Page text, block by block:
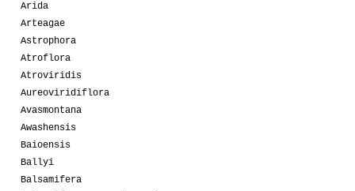
Arida
Arteagae
Astrophora
Atroflora
Atroviridis
Aureoviridiflora
Avasmontana
Awashensis
Baioensis
Ballyi
Balsamifera